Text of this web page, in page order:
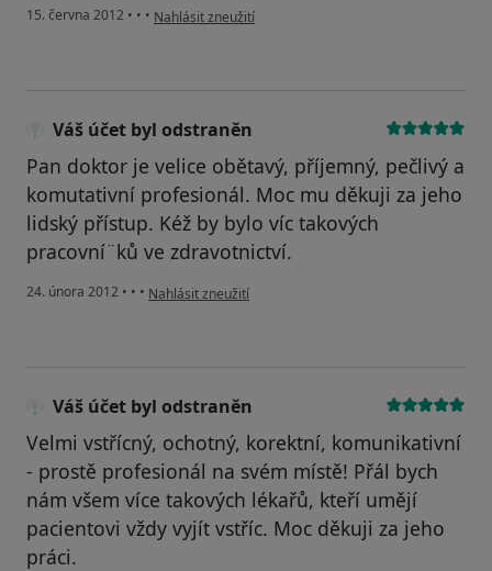
15. června 2012 • • • podle názoru uživatele Váš účet byl odstraněn
Nahlásit zneužití
Váš účet byl odstraněn
Pan doktor je velice obětavý, příjemný, pečlivý a
komutativní profesionál. Moc mu děkuji za jeho
lidský přístup. Kéž by bylo víc takových
pracovní¨ků ve zdravotnictví.
24. února 2012 • • • podle názoru uživatele Váš účet byl odstraněn
Nahlásit zneužití
Váš účet byl odstraněn
Velmi vstřícný, ochotný, korektní, komunikativní
- prostě profesionál na svém místě! Přál bych
nám všem více takových lékařů, kteří umějí
pacientovi vždy vyjít vstříc. Moc děkuji za jeho
práci.